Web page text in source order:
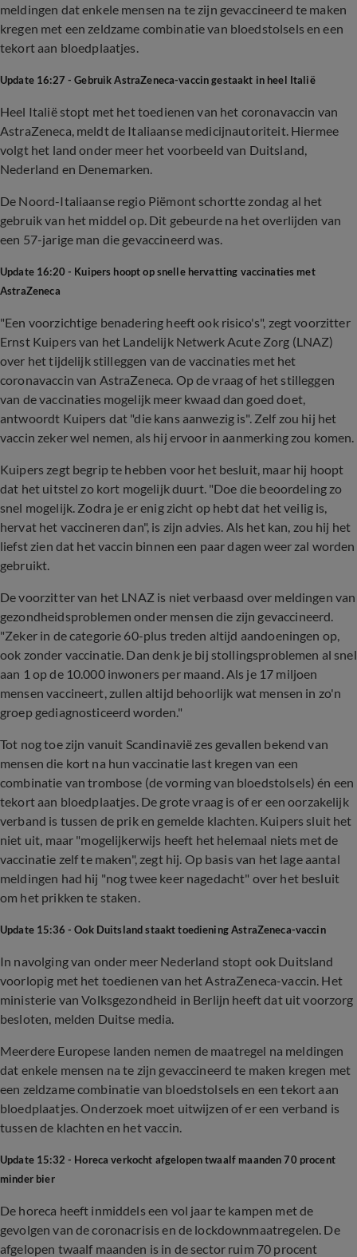
meldingen dat enkele mensen na te zijn gevaccineerd te maken
kregen met een zeldzame combinatie van bloedstolsels en een
tekort aan bloedplaatjes.
Update 16:27 - Gebruik AstraZeneca-vaccin gestaakt in heel Italië
Heel Italië stopt met het toedienen van het coronavaccin van
AstraZeneca, meldt de Italiaanse medicijnautoriteit. Hiermee
volgt het land onder meer het voorbeeld van Duitsland,
Nederland en Denemarken.
De Noord-Italiaanse regio Piëmont schortte zondag al het
gebruik van het middel op. Dit gebeurde na het overlijden van
een 57-jarige man die gevaccineerd was.
Update 16:20 - Kuipers hoopt op snelle hervatting vaccinaties met
AstraZeneca
"Een voorzichtige benadering heeft ook risico's", zegt voorzitter
Ernst Kuipers van het Landelijk Netwerk Acute Zorg (LNAZ)
over het tijdelijk stilleggen van de vaccinaties met het
coronavaccin van AstraZeneca. Op de vraag of het stilleggen
van de vaccinaties mogelijk meer kwaad dan goed doet,
antwoordt Kuipers dat "die kans aanwezig is". Zelf zou hij het
vaccin zeker wel nemen, als hij ervoor in aanmerking zou komen.
Kuipers zegt begrip te hebben voor het besluit, maar hij hoopt
dat het uitstel zo kort mogelijk duurt. "Doe die beoordeling zo
snel mogelijk. Zodra je er enig zicht op hebt dat het veilig is,
hervat het vaccineren dan", is zijn advies. Als het kan, zou hij het
liefst zien dat het vaccin binnen een paar dagen weer zal worden
gebruikt.
De voorzitter van het LNAZ is niet verbaasd over meldingen van
gezondheidsproblemen onder mensen die zijn gevaccineerd.
"Zeker in de categorie 60-plus treden altijd aandoeningen op,
ook zonder vaccinatie. Dan denk je bij stollingsproblemen al snel
aan 1 op de 10.000 inwoners per maand. Als je 17 miljoen
mensen vaccineert, zullen altijd behoorlijk wat mensen in zo'n
groep gediagnosticeerd worden."
Tot nog toe zijn vanuit Scandinavië zes gevallen bekend van
mensen die kort na hun vaccinatie last kregen van een
combinatie van trombose (de vorming van bloedstolsels) én een
tekort aan bloedplaatjes. De grote vraag is of er een oorzakelijk
verband is tussen de prik en gemelde klachten. Kuipers sluit het
niet uit, maar "mogelijkerwijs heeft het helemaal niets met de
vaccinatie zelf te maken", zegt hij. Op basis van het lage aantal
meldingen had hij "nog twee keer nagedacht" over het besluit
om het prikken te staken.
Update 15:36 - Ook Duitsland staakt toediening AstraZeneca-vaccin
In navolging van onder meer Nederland stopt ook Duitsland
voorlopig met het toedienen van het AstraZeneca-vaccin. Het
ministerie van Volksgezondheid in Berlijn heeft dat uit voorzorg
besloten, melden Duitse media.
Meerdere Europese landen nemen de maatregel na meldingen
dat enkele mensen na te zijn gevaccineerd te maken kregen met
een zeldzame combinatie van bloedstolsels en een tekort aan
bloedplaatjes. Onderzoek moet uitwijzen of er een verband is
tussen de klachten en het vaccin.
Update 15:32 - Horeca verkocht afgelopen twaalf maanden 70 procent
minder bier
De horeca heeft inmiddels een vol jaar te kampen met de
gevolgen van de coronacrisis en de lockdownmaatregelen. De
afgelopen twaalf maanden is in de sector ruim 70 procent